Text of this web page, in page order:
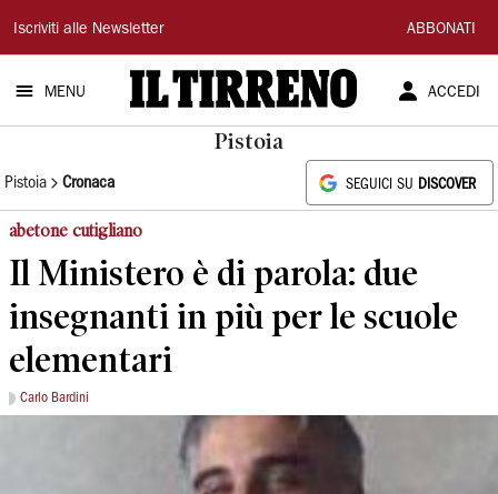
Il
Tirreno
Iscriviti alle Newsletter ABBONATI
MENU ACCEDI
Pistoia
Pistoia Cronaca SEGUICI SU DISCOVER
abetone cutigliano
Il Ministero è di parola: due
insegnanti in più per le scuole
elementari
Carlo Bardini